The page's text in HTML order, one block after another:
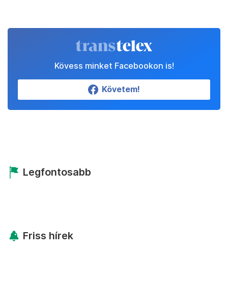
Kövess minket Facebookon is!
Követem!
Legfontosabb
Friss hírek